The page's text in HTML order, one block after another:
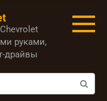
руками,
драйвы